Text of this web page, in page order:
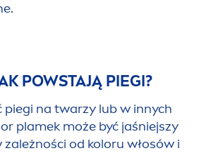
POWSTAJĄ PIEGI?
piegi na twarzy lub w innych
plamek może być jaśniejszy
od koloru włosów i